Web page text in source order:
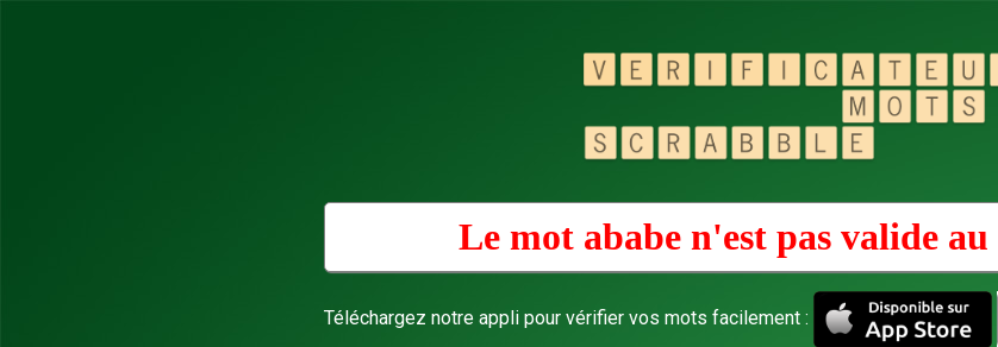
Le mot ababe n'est pas valide au
Téléchargez notre appli pour vérifier vos mots facilement :